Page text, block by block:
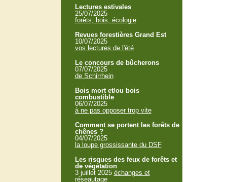
Lectures estivales
25/07/2025
forêts, bois, écologie
Revues forestières Grand Est
10/07/2025
vos lectures de l'été
Le concours de bûcherons
07/07/2025
de Schirrhein
Bois mort et/ou bois
combustible
06/07/2025
à ne pas opposer trop vite
Comment se portent les forêts de
chênes ?
04/07/2025
la loupe grossissante du DSF
Les risques des feux de forêts et
de végétation
3 juillet 2025 échanges et
réseautage